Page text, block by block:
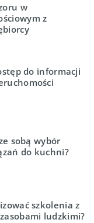
w
z
do informacji
sobą wybór
do kuchni?
szkolenia z
ludzkimi?